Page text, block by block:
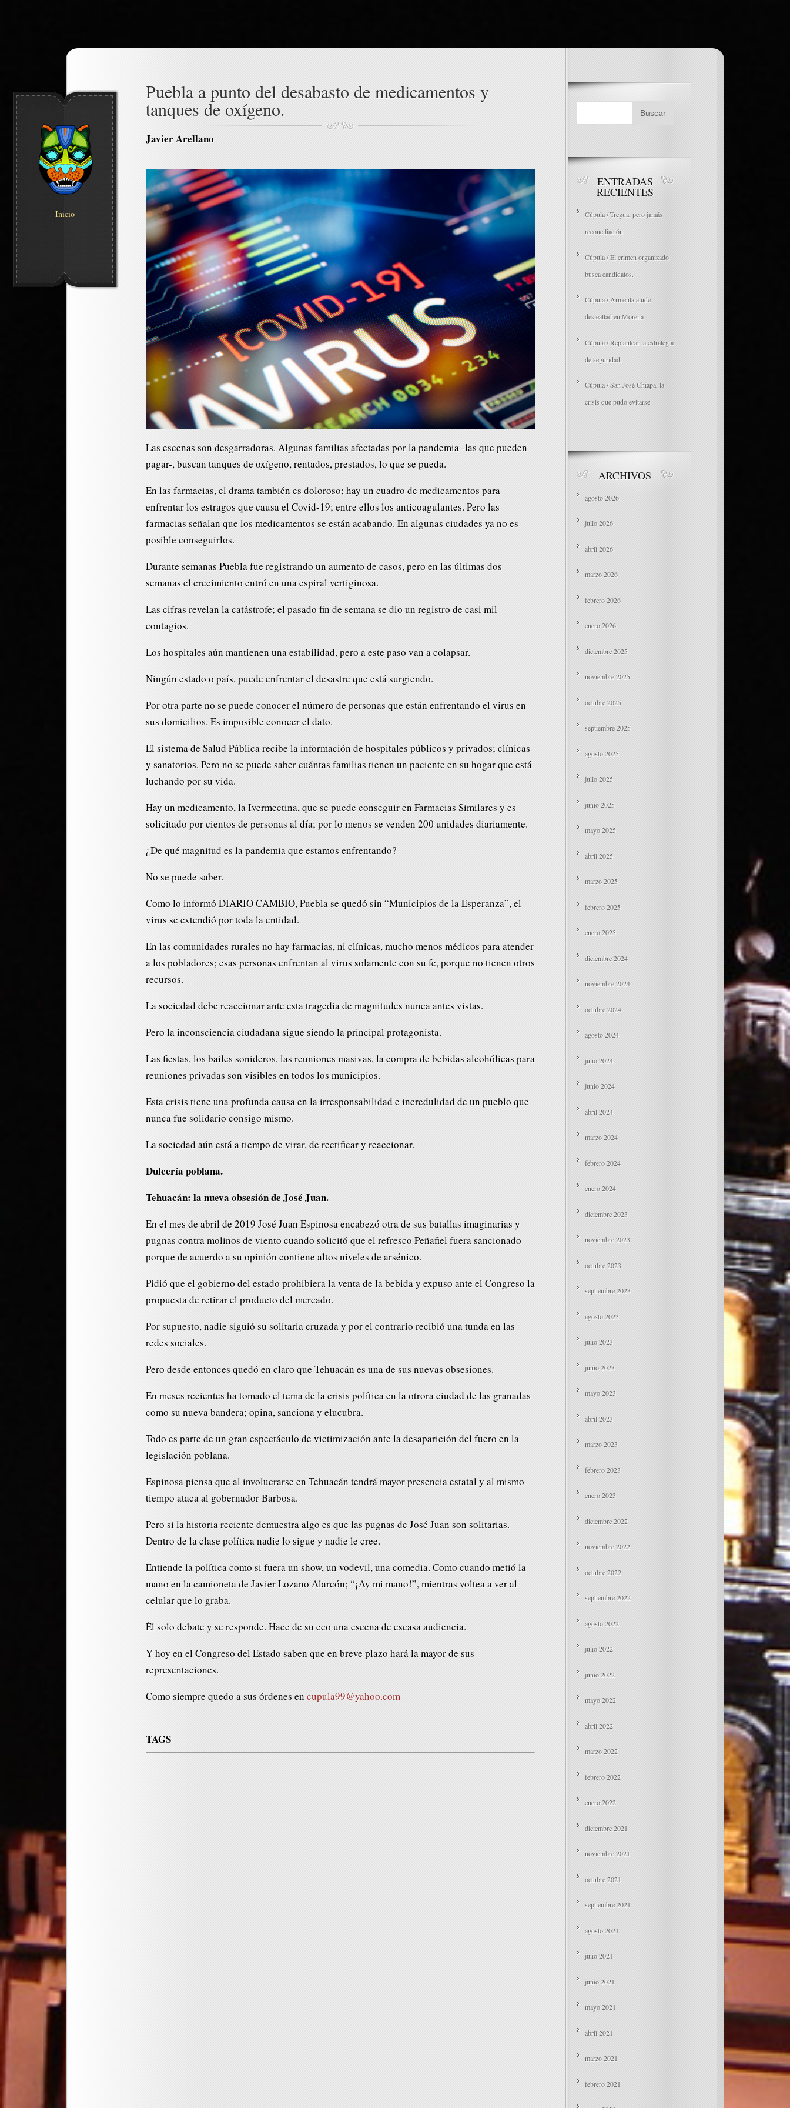
Inicio
Puebla a punto del desabasto de medicamentos y
tanques de oxígeno.
Javier Arellano
Las escenas son desgarradoras. Algunas familias afectadas por la pandemia -las que pueden
pagar-, buscan tanques de oxígeno, rentados, prestados, lo que se pueda.
En las farmacias, el drama también es doloroso; hay un cuadro de medicamentos para
enfrentar los estragos que causa el Covid-19; entre ellos los anticoagulantes. Pero las
farmacias señalan que los medicamentos se están acabando. En algunas ciudades ya no es
posible conseguirlos.
Durante semanas Puebla fue registrando un aumento de casos, pero en las últimas dos
semanas el crecimiento entró en una espiral vertiginosa.
Las cifras revelan la catástrofe; el pasado fin de semana se dio un registro de casi mil
contagios.
Los hospitales aún mantienen una estabilidad, pero a este paso van a colapsar.
Ningún estado o país, puede enfrentar el desastre que está surgiendo.
Por otra parte no se puede conocer el número de personas que están enfrentando el virus en
sus domicilios. Es imposible conocer el dato.
El sistema de Salud Pública recibe la información de hospitales públicos y privados; clínicas
y sanatorios. Pero no se puede saber cuántas familias tienen un paciente en su hogar que está
luchando por su vida.
Hay un medicamento, la Ivermectina, que se puede conseguir en Farmacias Similares y es
solicitado por cientos de personas al día; por lo menos se venden 200 unidades diariamente.
¿De qué magnitud es la pandemia que estamos enfrentando?
No se puede saber.
Como lo informó DIARIO CAMBIO, Puebla se quedó sin “Municipios de la Esperanza”, el
virus se extendió por toda la entidad.
En las comunidades rurales no hay farmacias, ni clínicas, mucho menos médicos para atender
a los pobladores; esas personas enfrentan al virus solamente con su fe, porque no tienen otros
recursos.
La sociedad debe reaccionar ante esta tragedia de magnitudes nunca antes vistas.
Pero la inconsciencia ciudadana sigue siendo la principal protagonista.
Las fiestas, los bailes sonideros, las reuniones masivas, la compra de bebidas alcohólicas para
reuniones privadas son visibles en todos los municipios.
Esta crisis tiene una profunda causa en la irresponsabilidad e incredulidad de un pueblo que
nunca fue solidario consigo mismo.
La sociedad aún está a tiempo de virar, de rectificar y reaccionar.
Dulcería poblana.
Tehuacán: la nueva obsesión de José Juan.
En el mes de abril de 2019 José Juan Espinosa encabezó otra de sus batallas imaginarias y
pugnas contra molinos de viento cuando solicitó que el refresco Peñafiel fuera sancionado
porque de acuerdo a su opinión contiene altos niveles de arsénico.
Pidió que el gobierno del estado prohibiera la venta de la bebida y expuso ante el Congreso la
propuesta de retirar el producto del mercado.
Por supuesto, nadie siguió su solitaria cruzada y por el contrario recibió una tunda en las
redes sociales.
Pero desde entonces quedó en claro que Tehuacán es una de sus nuevas obsesiones.
En meses recientes ha tomado el tema de la crisis política en la otrora ciudad de las granadas
como su nueva bandera; opina, sanciona y elucubra.
Todo es parte de un gran espectáculo de victimización ante la desaparición del fuero en la
legislación poblana.
Espinosa piensa que al involucrarse en Tehuacán tendrá mayor presencia estatal y al mismo
tiempo ataca al gobernador Barbosa.
Pero si la historia reciente demuestra algo es que las pugnas de José Juan son solitarias.
Dentro de la clase política nadie lo sigue y nadie le cree.
Entiende la política como si fuera un show, un vodevil, una comedia. Como cuando metió la
mano en la camioneta de Javier Lozano Alarcón; “¡Ay mi mano!”, mientras voltea a ver al
celular que lo graba.
Él solo debate y se responde. Hace de su eco una escena de escasa audiencia.
Y hoy en el Congreso del Estado saben que en breve plazo hará la mayor de sus
representaciones.
Como siempre quedo a sus órdenes en cupula99@yahoo.com
TAGS
ENTRADAS
RECIENTES
Cúpula / Tregua, pero jamás
reconciliación
Cúpula / El crimen organizado
busca candidatos.
Cúpula / Armenta alude
deslealtad en Morena
Cúpula / Replantear la estrategia
de seguridad.
Cúpula / San José Chiapa, la
crisis que pudo evitarse
ARCHIVOS
agosto 2026
julio 2026
abril 2026
marzo 2026
febrero 2026
enero 2026
diciembre 2025
noviembre 2025
octubre 2025
septiembre 2025
agosto 2025
julio 2025
junio 2025
mayo 2025
abril 2025
marzo 2025
febrero 2025
enero 2025
diciembre 2024
noviembre 2024
octubre 2024
agosto 2024
julio 2024
junio 2024
abril 2024
marzo 2024
febrero 2024
enero 2024
diciembre 2023
noviembre 2023
octubre 2023
septiembre 2023
agosto 2023
julio 2023
junio 2023
mayo 2023
abril 2023
marzo 2023
febrero 2023
enero 2023
diciembre 2022
noviembre 2022
octubre 2022
septiembre 2022
agosto 2022
julio 2022
junio 2022
mayo 2022
abril 2022
marzo 2022
febrero 2022
enero 2022
diciembre 2021
noviembre 2021
octubre 2021
septiembre 2021
agosto 2021
julio 2021
junio 2021
mayo 2021
abril 2021
marzo 2021
febrero 2021